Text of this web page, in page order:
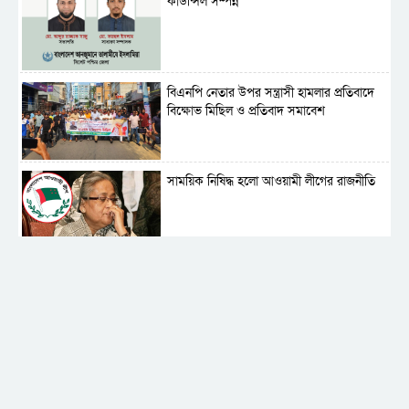
বিএনপি নেতার উপর সন্ত্রাসী হামলার প্রতিবাদে
বিক্ষোভ মিছিল ও প্রতিবাদ সমাবেশ
সাময়িক নিষিদ্ধ হলো আওয়ামী লীগের রাজনীতি